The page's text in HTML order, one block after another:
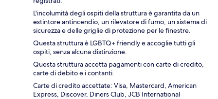
L'incolumità degli ospiti della struttura è garantita da un
estintore antincendio, un rilevatore di fumo, un sistema di
sicurezza e delle griglie di protezione per le finestre.
Questa struttura è LGBTQ+ friendly e accoglie tutti gli
ospiti, senza alcuna distinzione.
Questa struttura accetta pagamenti con carte di credito,
carte di debito e i contanti.
Carte di credito accettate: Visa, Mastercard, American
Express, Discover, Diners Club, JCB International